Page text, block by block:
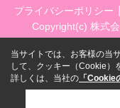
プライバシーポリシー
Copyright(c) 株式
当サイトでは、お客様の当
して、クッキー（Cookie）
詳しくは、当社の 「Cookie